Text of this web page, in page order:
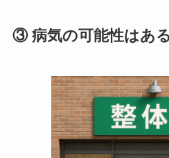
③ 病気の可能性はあ